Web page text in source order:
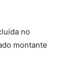
no
montante